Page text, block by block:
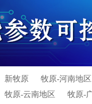
新牧原
牧原-河南地区
牧原-云南地区
牧原-